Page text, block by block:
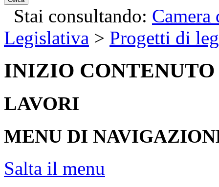
Stai consultando: Camera
Legislativa > Progetti di
INIZIO CONTENUTO
LAVORI
MENU DI
Salta il menu